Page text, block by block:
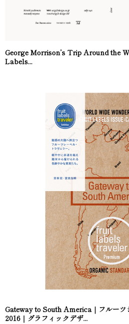
George Morrison’s Trip Around the
Labels...
Gateway to South America｜フルーツ
2016｜グラフィックデザ...